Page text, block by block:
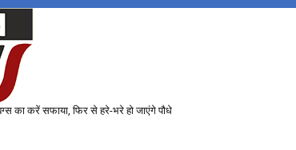
का करें सफाया, फिर से हरे-भरे हो जाएंगे पौधे